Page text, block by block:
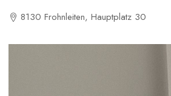
8130 Frohnleiten, Hauptplatz 30